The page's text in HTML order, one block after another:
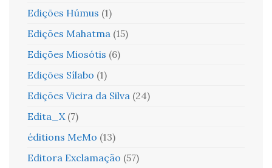
Edições Húmus (1)
Edições Mahatma (15)
Edições Miosótis (6)
Edições Sílabo (1)
Edições Vieira da Silva (24)
Edita_X (7)
éditions MeMo (13)
Editora Exclamação (57)